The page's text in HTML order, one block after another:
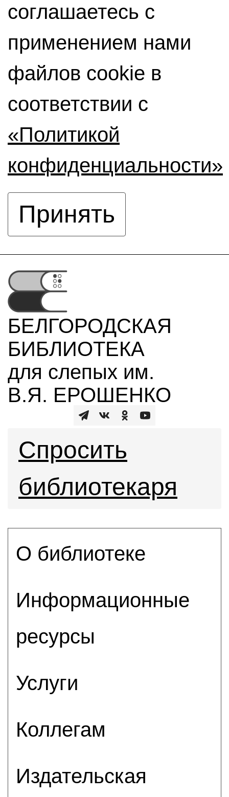
соглашаетесь с
применением нами
файлов cookie в
соответствии с
«Политикой
конфиденциальности»
Принять
БЕЛГОРОДСКАЯ
БИБЛИОТЕКА
для слепых им.
В.Я. ЕРОШЕНКО
Спросить
библиотекаря
О библиотеке
Информационные
ресурсы
Услуги
Коллегам
Издательская